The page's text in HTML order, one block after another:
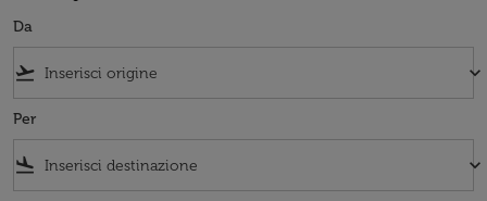
Da
flight_takeoff keyboard_arrow_down
Per
flight_land keyboard_arrow_down